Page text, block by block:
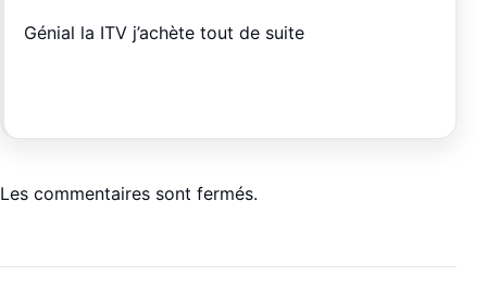
Génial la ITV j’achète tout de suite
Les commentaires sont fermés.